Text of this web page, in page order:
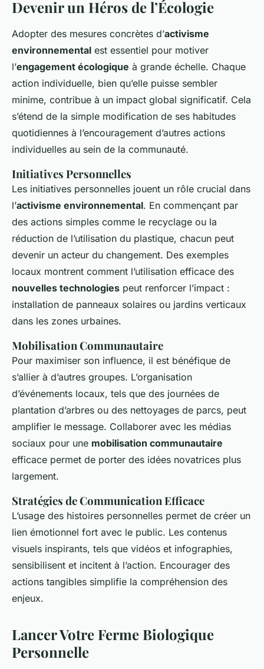
Devenir un Héros de l’Écologie
Adopter des mesures concrètes d’activisme
environnemental est essentiel pour motiver
l’engagement écologique à grande échelle. Chaque
action individuelle, bien qu’elle puisse sembler
minime, contribue à un impact global significatif. Cela
s’étend de la simple modification de ses habitudes
quotidiennes à l’encouragement d’autres actions
individuelles au sein de la communauté.
Initiatives Personnelles
Les initiatives personnelles jouent un rôle crucial dans
l’activisme environnemental. En commençant par
des actions simples comme le recyclage ou la
réduction de l’utilisation du plastique, chacun peut
devenir un acteur du changement. Des exemples
locaux montrent comment l’utilisation efficace des
nouvelles technologies peut renforcer l’impact :
installation de panneaux solaires ou jardins verticaux
dans les zones urbaines.
Mobilisation Communautaire
Pour maximiser son influence, il est bénéfique de
s’allier à d’autres groupes. L’organisation
d’événements locaux, tels que des journées de
plantation d’arbres ou des nettoyages de parcs, peut
amplifier le message. Collaborer avec les médias
sociaux pour une mobilisation communautaire
efficace permet de porter des idées novatrices plus
largement.
Stratégies de Communication Efficace
L’usage des histoires personnelles permet de créer un
lien émotionnel fort avec le public. Les contenus
visuels inspirants, tels que vidéos et infographies,
sensibilisent et incitent à l’action. Encourager des
actions tangibles simplifie la compréhension des
enjeux.
Lancer Votre Ferme Biologique
Personnelle